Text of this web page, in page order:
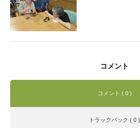
コメント
コメント ( 0 )
トラックバック ( 0 )